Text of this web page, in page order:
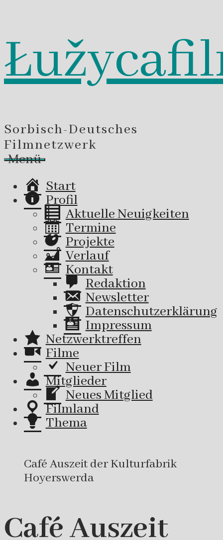
Zum
Inhalt
springen
Sorbisch-Deutsches
Filmnetzwerk
Menü
Start
Profil
Aktuelle Neuigkeiten
Termine
Projekte
Verlauf
Kontakt
Redaktion
Newsletter
Datenschutzerklärung
Impressum
Netzwerktreffen
Filme
Neuer Film
Mitglieder
Neues Mitglied
Filmland
Thema
Café Auszeit der Kulturfabrik
Hoyerswerda
Café Auszeit